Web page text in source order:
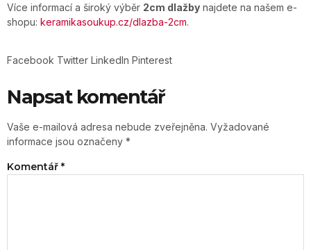
Více informací a široký výběr 2cm dlažby najdete na našem e-
shopu: keramikasoukup.cz/dlazba-2cm.
Facebook Twitter LinkedIn Pinterest
Napsat komentář
Vaše e-mailová adresa nebude zveřejněna. Vyžadované
informace jsou označeny *
Komentář *